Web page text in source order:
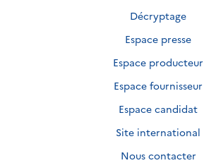
Décryptage
Espace presse
Espace producteur
Espace fournisseur
Espace candidat
Site international
Nous contacter